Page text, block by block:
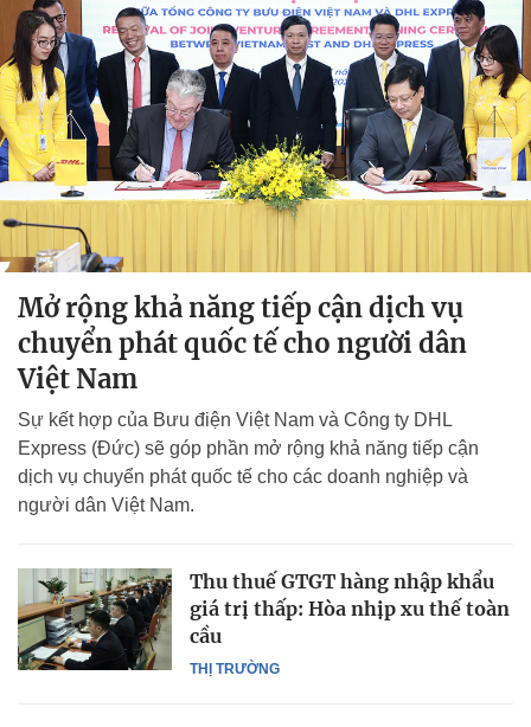
Mở rộng khả năng tiếp cận dịch vụ
chuyển phát quốc tế cho người dân
Việt Nam
Sự kết hợp của Bưu điện Việt Nam và Công ty DHL
Express (Đức) sẽ góp phần mở rộng khả năng tiếp cận
dịch vụ chuyển phát quốc tế cho các doanh nghiệp và
người dân Việt Nam.
THỊ TRƯỜNG
Thu thuế GTGT hàng nhập khẩu
giá trị thấp: Hòa nhịp xu thế toàn
cầu